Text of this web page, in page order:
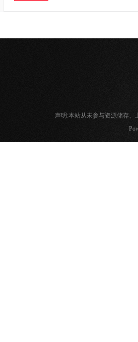
声明:本站从未参与资源储存、